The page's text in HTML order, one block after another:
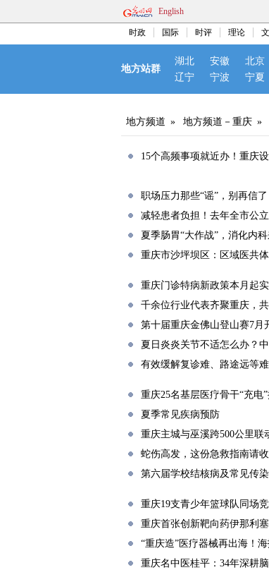
English
时政 国际 时评 理论
地方站群
湖北 安徽 北京
辽宁
宁波 宁夏
地方频道 » 地方频道－重庆 »
15个高频事项就近办！重庆
职场压力那些“谣”，别再信了
减轻患者负担！去年全市公
夏季肠胃“大作战”，消化内科
重庆市沙坪坝区：区域医共
重庆门诊特病新政策本月起
千余位行业代表齐聚重庆，
第十届重庆金佛山登山赛7月
夏日炎炎关节不适怎么办？
有效缓解复诊难、路途远等
重庆25名基层医疗骨干“充电
夏季常见疾病预防
重庆主城与巫溪跨500公里联
蛇伤高发，这份急救指南请
第六届学校结核病及常见传
重庆19支青少年篮球队同场
重庆首张创新靶向药伊那利
“重庆造”医疗器械再出海！
重庆名中医桂平：34年深耕